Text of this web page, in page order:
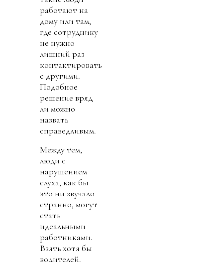
работают на
дому или там,
где сотруднику
не нужно
лишний раз
контактировать
с другими.
Подобное
решение вряд
ли можно
назвать
справедливым.
Между тем,
люди с
нарушением
слуха, как бы
это ни звучало
странно, могут
стать
идеальными
работниками.
Взять хотя бы
водителей.